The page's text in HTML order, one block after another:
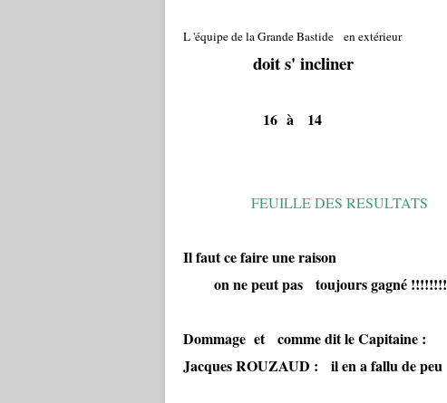
L 'équipe de la Grande Bastide en extérieur
doit s' incliner
16 à 14
FEUILLE DES RESULTATS
Il faut ce faire une raison
on ne peut pas toujours gagné !!!!!!!!
Dommage et comme dit le Capitaine :
Jacques ROUZAUD : il en a fallu de peu